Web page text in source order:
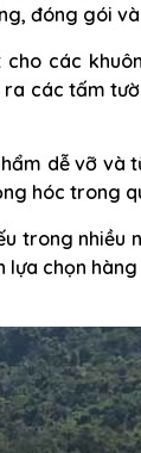
đóng gói
các
các tấm
dễ vỡ và
hóc trong
trong nhiều
chọn